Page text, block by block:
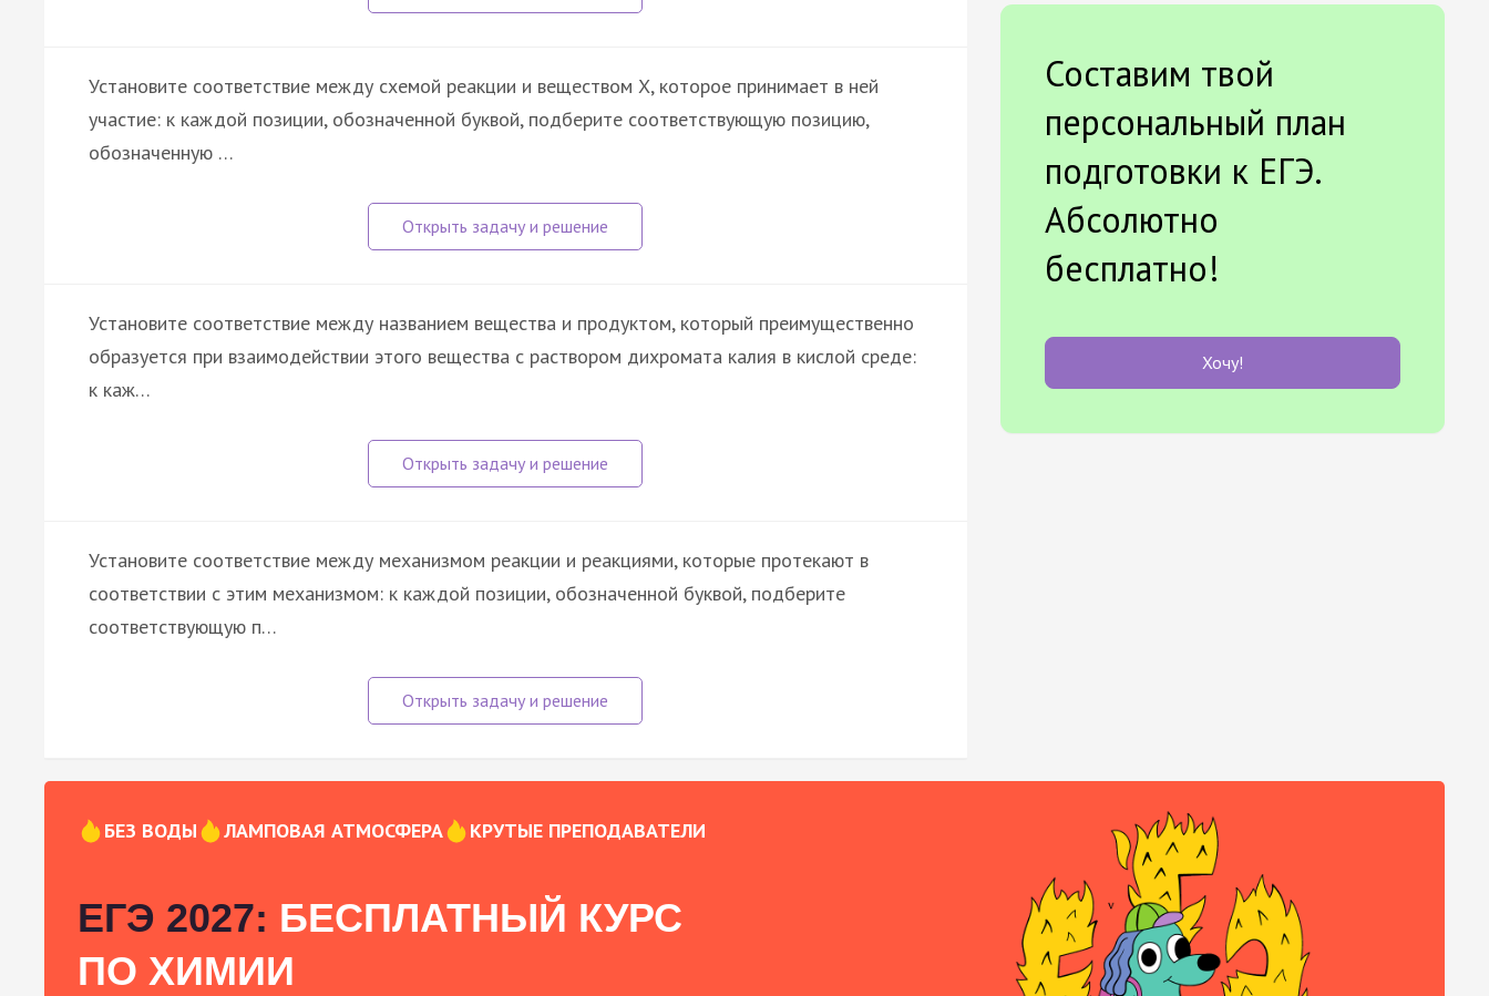
Установите соответствие между схемой реакции и веществом X, которое принимает в ней
участие: к каждой позиции, обозначенной буквой, подберите соответствующую позицию,
обозначенную …
Установите соответствие между названием вещества и продуктом, который преимущественно
образуется при взаимодействии этого вещества с раствором дихромата калия в кислой среде:
к каж…
Установите соответствие между механизмом реакции и реакциями, которые протекают в
соответствии с этим механизмом: к каждой позиции, обозначенной буквой, подберите
соответствующую п…
Составим твой
персональный план
подготовки к ЕГЭ.
Абсолютно
бесплатно!
Хочу!
БЕЗ ВОДЫ ЛАМПОВАЯ АТМОСФЕРА КРУТЫЕ ПРЕПОДАВАТЕЛИ
ЕГЭ 2027: БЕСПЛАТНЫЙ КУРС
ПО ХИМИИ